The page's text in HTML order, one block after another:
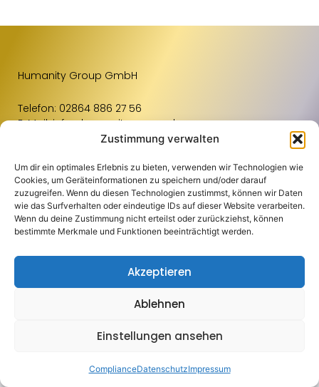
Zustimmung verwalten
Um dir ein optimales Erlebnis zu bieten, verwenden wir Technologien wie
Cookies, um Geräteinformationen zu speichern und/oder darauf
zuzugreifen. Wenn du diesen Technologien zustimmst, können wir Daten
wie das Surfverhalten oder eindeutige IDs auf dieser Website verarbeiten.
Wenn du deine Zustimmung nicht erteilst oder zurückziehst, können
bestimmte Merkmale und Funktionen beeinträchtigt werden.
Akzeptieren
Ablehnen
Einstellungen ansehen
ComplianceDatenschutzImpressum
Zur Online-Bewerbung
Humanity Group GmbH
Telefon: 02864 886 27 56
E-Mail:info@humanity-group.de
Links
Für Unternehmen
Für Bewerbende
Weiteres
Kontakt
Impressum
Compliance
Standorte
Raum Osnabrück
Raum Münster